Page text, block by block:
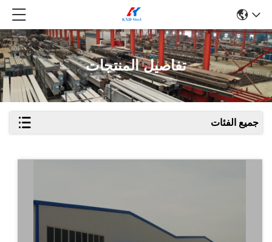
تفاصيل المنتجات
جميع الفئات